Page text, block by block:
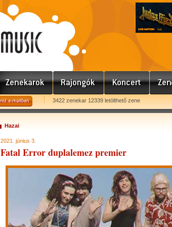
3422 zenekar 12339 letölthető zene
Hazai
2021. június 3.
Fatal Error duplalemez premier